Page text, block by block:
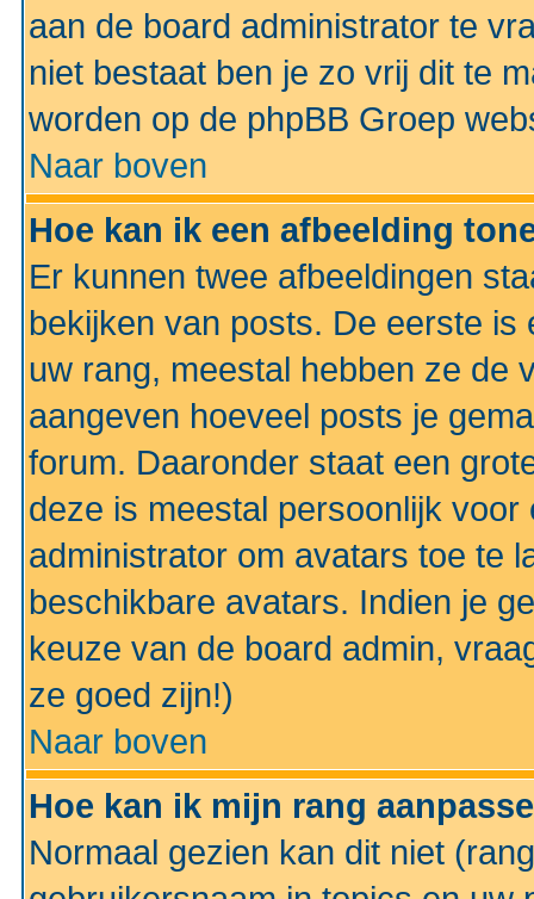
aan de board administrator te
niet bestaat ben je zo vrij dit te
worden op de phpBB Groep
Naar boven
Hoe kan ik een afbeelding
Er kunnen twee afbeeldingen
bekijken van posts. De eerste
uw rang, meestal hebben ze de
aangeven hoeveel posts je
forum. Daaronder staat een
deze is meestal persoonlijk
administrator om avatars toe te
beschikbare avatars. Indien je
keuze van de board admin,
ze goed zijn!)
Naar boven
Hoe kan ik mijn rang
Normaal gezien kan dit niet